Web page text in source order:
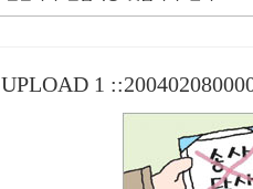
UPLOAD 1 ::